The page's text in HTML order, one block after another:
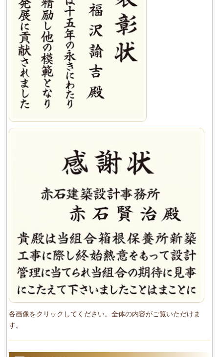
各画像をクリックしてください。全体の内容がご覧いただけま
す。